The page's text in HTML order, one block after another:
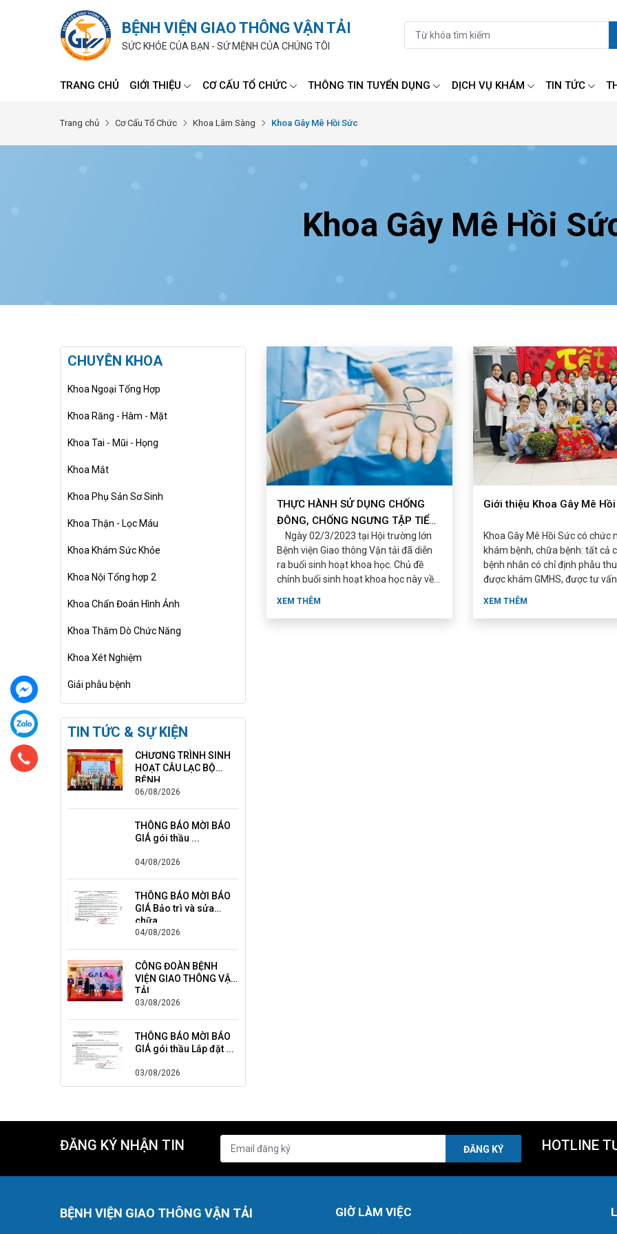
BỆNH VIỆN GIAO THÔNG VẬN TẢI
SỨC KHỎE CỦA BẠN - SỨ MỆNH CỦA CHÚNG TÔI
TRANG CHỦ GIỚI THIỆU CƠ CẤU TỔ CHỨC THÔNG TIN TUYỂN DỤNG DỊCH VỤ KHÁM TIN TỨC
Trang chủ Cơ Cấu Tổ Chức Khoa Lâm Sàng Khoa Gây Mê Hồi Sức
Khoa Gây Mê Hồi
CHUYÊN KHOA
Khoa Ngoại Tổng Hợp
Khoa Răng - Hàm - Mặt
Khoa Tai - Mũi - Họng
Khoa Mắt
Khoa Phụ Sản Sơ Sinh
Khoa Thận - Lọc Máu
Khoa Khám Sức Khỏe
Khoa Nội Tổng hợp 2
Khoa Chẩn Đoán Hình Ảnh
Khoa Thăm Dò Chức Năng
Khoa Xét Nghiệm
Giải phẫu bệnh
TIN TỨC & SỰ KIỆN
CHƯƠNG TRÌNH SINH
HOẠT CÂU LẠC BỘ
BỆNH ...
06/08/2026
THÔNG BÁO MỜI BÁO
GIÁ gói thầu ...
04/08/2026
THÔNG BÁO MỜI BÁO
GIÁ Bảo trì và sửa
chữa ...
04/08/2026
CÔNG ĐOÀN BỆNH
VIỆN GIAO THÔNG VẬN
TẢI ...
03/08/2026
THÔNG BÁO MỜI BÁO
GIÁ gói thầu Lắp đặt ...
03/08/2026
THỰC HÀNH SỬ DỤNG CHỐNG
ĐÔNG, CHỐNG NGƯNG TẬP TIỂU
CẦU QUANH PHẪU ...
Ngày 02/3/2023 tại Hội trường lớn
Bệnh viện Giao thông Vận tải đã diễn
ra buổi sinh hoạt khoa học. Chủ đề
chính buổi sinh hoạt khoa học này về
XEM THÊM
Giới thiệu Khoa Gây Mê
Khoa Gây Mê Hồi Sức có chức
khám bệnh, chữa bệnh: tất cả
bệnh nhân có chỉ định phẫu
được khám GMHS, được tư
phương ...
XEM THÊM
ĐĂNG KÝ NHẬN TIN ĐĂNG KÝ HOTLINE
BỆNH VIỆN GIAO THÔNG VẬN TẢI GIỜ LÀM VIỆC